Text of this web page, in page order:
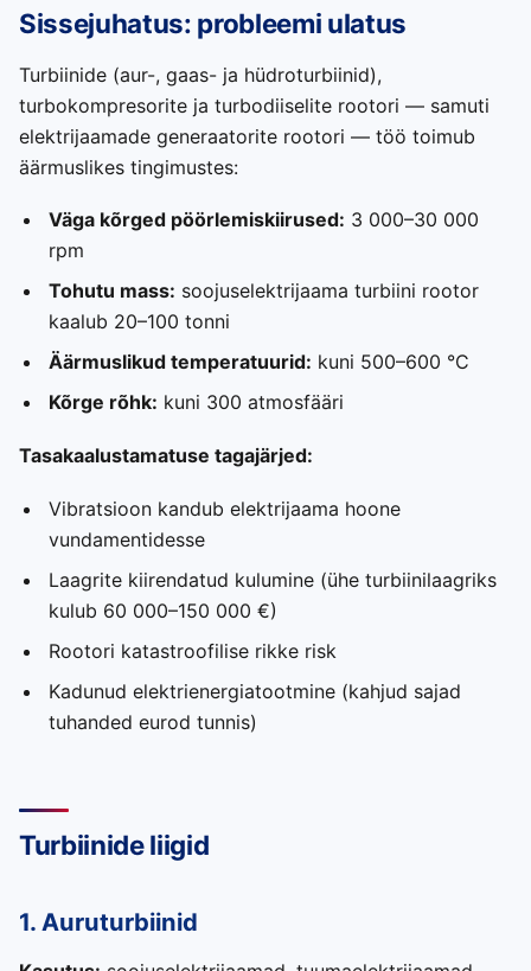
Sissejuhatus: probleemi ulatus
Turbiinide (aur-, gaas- ja hüdroturbiinid),
turbokompresorite ja turbodiiselite rootori — samuti
elektrijaamade generaatorite rootori — töö toimub
äärmuslikes tingimustes:
Väga kõrged pöörlemiskiirused: 3 000–30 000
rpm
Tohutu mass: soojuselektrijaama turbiini rootor
kaalub 20–100 tonni
Äärmuslikud temperatuurid: kuni 500–600 °C
Kõrge rõhk: kuni 300 atmosfääri
Tasakaalustamatuse tagajärjed:
Vibratsioon kandub elektrijaama hoone
vundamentidesse
Laagrite kiirendatud kulumine (ühe turbiinilaagriks
kulub 60 000–150 000 €)
Rootori katastroofilise rikke risk
Kadunud elektrienergiatootmine (kahjud sajad
tuhanded eurod tunnis)
Turbiinide liigid
1. Auruturbiinid